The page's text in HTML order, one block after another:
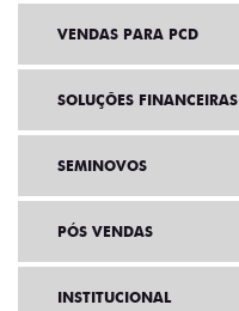
VENDAS PARA PCD
SOLUÇÕES FINANCEIRAS
SEMINOVOS
PÓS VENDAS
INSTITUCIONAL